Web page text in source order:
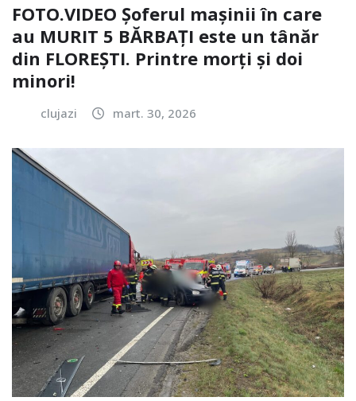
FOTO.VIDEO Șoferul mașinii în care
au MURIT 5 BĂRBAȚI este un tânăr
din FLOREȘTI. Printre morți și doi
minori!
clujazi mart. 30, 2026